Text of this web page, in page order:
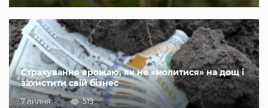
Страхування врожаю, як не «молитися» на дощ і
захистити свій бізнес
7 липня 519